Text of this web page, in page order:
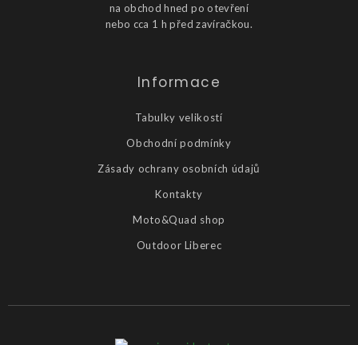
na obchod hned po otevření
nebo cca 1 h před zavíračkou.
Informace
Tabulky velikostí
Obchodní podmínky
Zásady ochrany osobních údajů
Kontakty
Moto&Quad shop
Outdoor Liberec